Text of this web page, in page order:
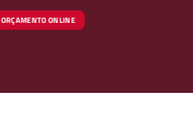
ORÇAMENTO ONLINE